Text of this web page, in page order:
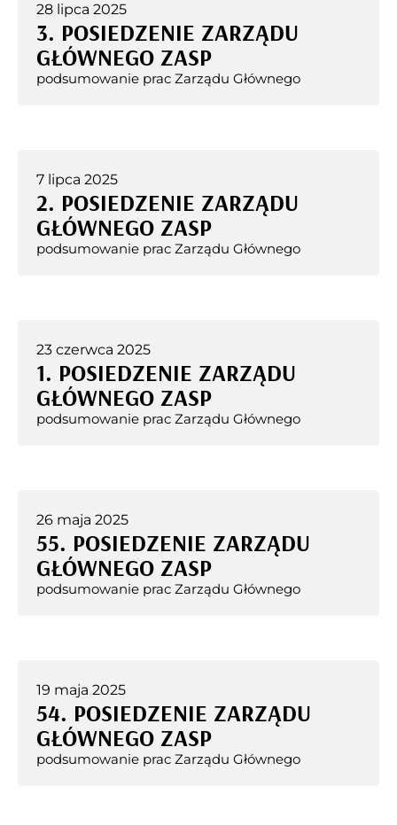
28 lipca 2025
3. POSIEDZENIE ZARZĄDU
GŁÓWNEGO ZASP
podsumowanie prac Zarządu Głównego
7 lipca 2025
2. POSIEDZENIE ZARZĄDU
GŁÓWNEGO ZASP
podsumowanie prac Zarządu Głównego
23 czerwca 2025
1. POSIEDZENIE ZARZĄDU
GŁÓWNEGO ZASP
podsumowanie prac Zarządu Głównego
26 maja 2025
55. POSIEDZENIE ZARZĄDU
GŁÓWNEGO ZASP
podsumowanie prac Zarządu Głównego
19 maja 2025
54. POSIEDZENIE ZARZĄDU
GŁÓWNEGO ZASP
podsumowanie prac Zarządu Głównego